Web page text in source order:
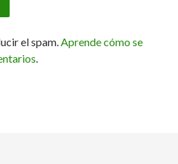
el spam.Aprende cómo se
.